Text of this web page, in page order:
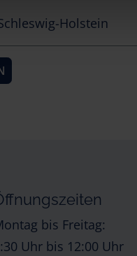
Holstein
bis Freitag:
Uhr bis 12:00 Uhr